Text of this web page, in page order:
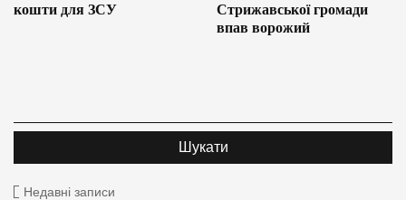
кошти для ЗСУ
Стрижавської громади
впав ворожий
Недавні записи